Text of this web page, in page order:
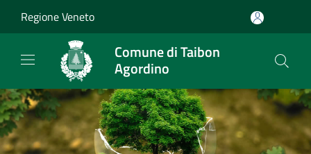
Regione Veneto
Comune di Taibon
Agordino